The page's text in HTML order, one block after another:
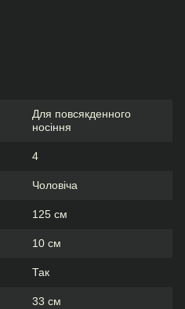
Для повсякденного
носіння
4
Чоловіча
125 см
10 см
Так
33 см